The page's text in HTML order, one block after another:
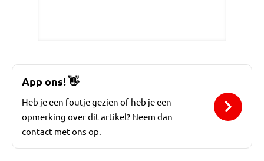
App ons!👋
Heb je een foutje gezien of heb je een
opmerking over dit artikel? Neem dan
contact met ons op.